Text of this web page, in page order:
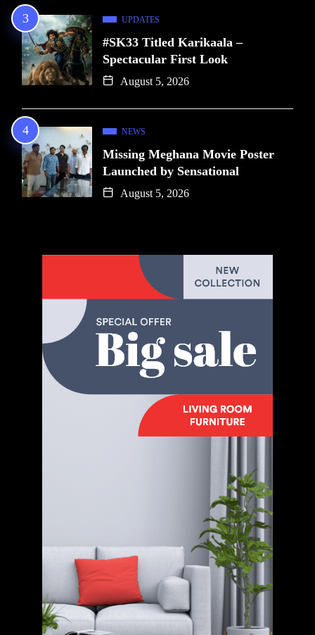
UPDATES
#SK33 Titled Karikaala –
Spectacular First Look
August 5, 2026
NEWS
Missing Meghana Movie Poster
Launched by Sensational
August 5, 2026